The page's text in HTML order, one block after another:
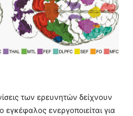
των ερευνητών δείχνουν
ενεργοποιείται για